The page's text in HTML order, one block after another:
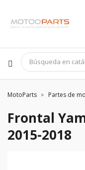
MotoParts Partes de
Frontal
2015-2018